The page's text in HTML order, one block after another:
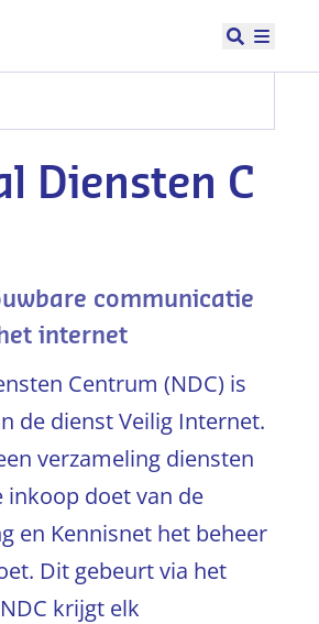
Open
Diensten C
communicatie
internet
Centrum (NDC) is
de dienst Veilig Internet.
verzameling diensten
inkoop doet van de
en Kennisnet het beheer
Dit gebeurtvia het
krijgt elk